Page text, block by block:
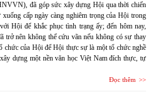
đã góp sức xây dựng Hội qua thời chiến
cấp ngày càng nghiêm trọng của Hội trong
Hội để khắc phục tình trạng ấy; đến hôm nay,
trở nên không thể cứu vãn nếu không có sự thay
chức của Hội để Hội thực sự là một tổ chức nghề
dựng một nền văn học Việt Nam đích thực, tự
Đọc thêm